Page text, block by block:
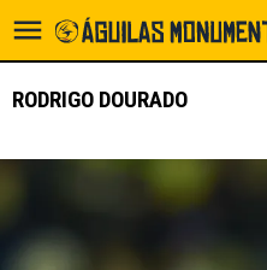
RODRIGO DOURADO